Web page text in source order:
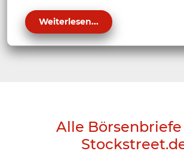
Weiterlesen...
Alle Börsenbriefe